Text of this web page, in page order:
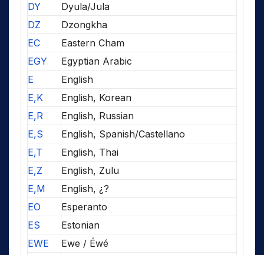
DY
Dyula/Jula
DZ
Dzongkha
EC
Eastern Cham
EGY
Egyptian Arabic
E
English
E,K
English, Korean
E,R
English, Russian
E,S
English, Spanish/Castellano
E,T
English, Thai
E,Z
English, Zulu
E,M
English, ¿?
EO
Esperanto
ES
Estonian
EWE
Ewe / Éwé